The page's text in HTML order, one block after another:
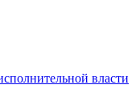
власти